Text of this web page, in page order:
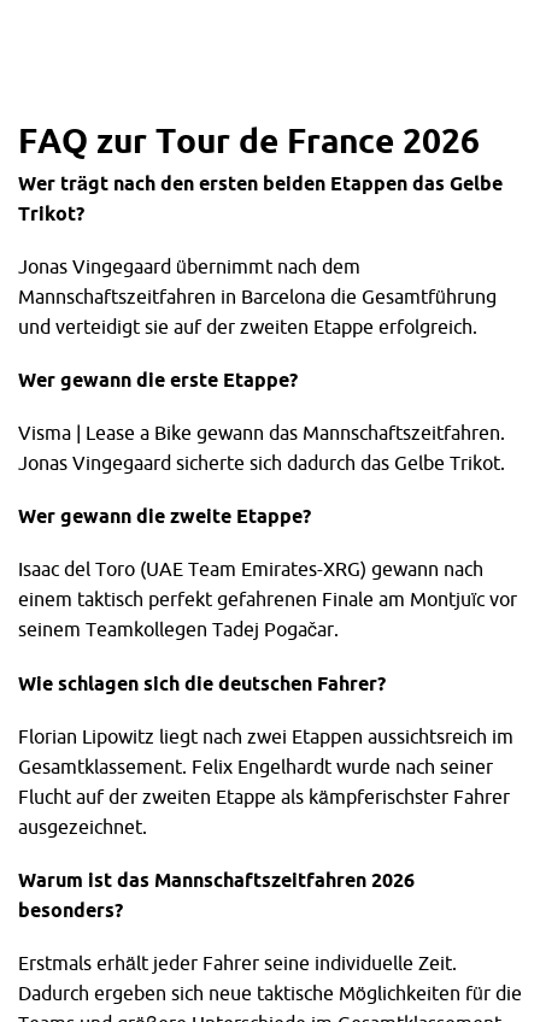
FAQ zur Tour de France 2026
Wer trägt nach den ersten beiden Etappen das Gelbe
Trikot?
Jonas Vingegaard übernimmt nach dem
Mannschaftszeitfahren in Barcelona die Gesamtführung
und verteidigt sie auf der zweiten Etappe erfolgreich.
Wer gewann die erste Etappe?
Visma | Lease a Bike gewann das Mannschaftszeitfahren.
Jonas Vingegaard sicherte sich dadurch das Gelbe Trikot.
Wer gewann die zweite Etappe?
Isaac del Toro (UAE Team Emirates-XRG) gewann nach
einem taktisch perfekt gefahrenen Finale am Montjuïc vor
seinem Teamkollegen Tadej Pogačar.
Wie schlagen sich die deutschen Fahrer?
Florian Lipowitz liegt nach zwei Etappen aussichtsreich im
Gesamtklassement. Felix Engelhardt wurde nach seiner
Flucht auf der zweiten Etappe als kämpferischster Fahrer
ausgezeichnet.
Warum ist das Mannschaftszeitfahren 2026
besonders?
Erstmals erhält jeder Fahrer seine individuelle Zeit.
Dadurch ergeben sich neue taktische Möglichkeiten für die